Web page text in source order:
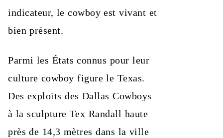
indicateur, le cowboy est vivant et
bien présent.
Parmi les États connus pour leur
culture cowboy figure le Texas.
Des exploits des Dallas Cowboys
à la sculpture Tex Randall haute
près de 14,3 mètres dans la ville